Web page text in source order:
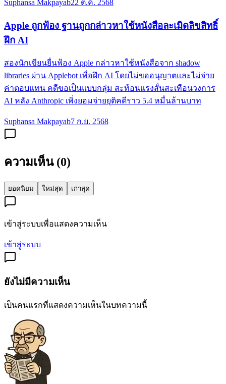
Suphansa Makpayab22 ต.ค. 2568
Apple ถูกฟ้อง ฐานถูกกล่าวหาใช้หนังสือละเมิดลิขสิทธิ์
ฝึก AI
สองนักเขียนยื่นฟ้อง Apple กล่าวหาใช้หนังสือจาก shadow
libraries ผ่าน Applebot เพื่อฝึก AI โดยไม่ขออนุญาตและไม่จ่าย
ค่าตอบแทน คดีขอเป็นแบบกลุ่ม สะท้อนแรงสั่นสะเทือนวงการ
AI หลัง Anthropic เพิ่งยอมจ่ายยุติคดีราว 5.4 หมื่นล้านบาท
Suphansa Makpayab7 ก.ย. 2568
ความเห็น (0)
ยอดนิยม ใหม่สุด เก่าสุด
เข้าสู่ระบบเพื่อแสดงความเห็น
เข้าสู่ระบบ
ยังไม่มีความเห็น
เป็นคนแรกที่แสดงความเห็นในบทความนี้